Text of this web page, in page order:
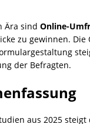
Ära sind Online-
zu gewinnen.
der Befragten.
aus 2025